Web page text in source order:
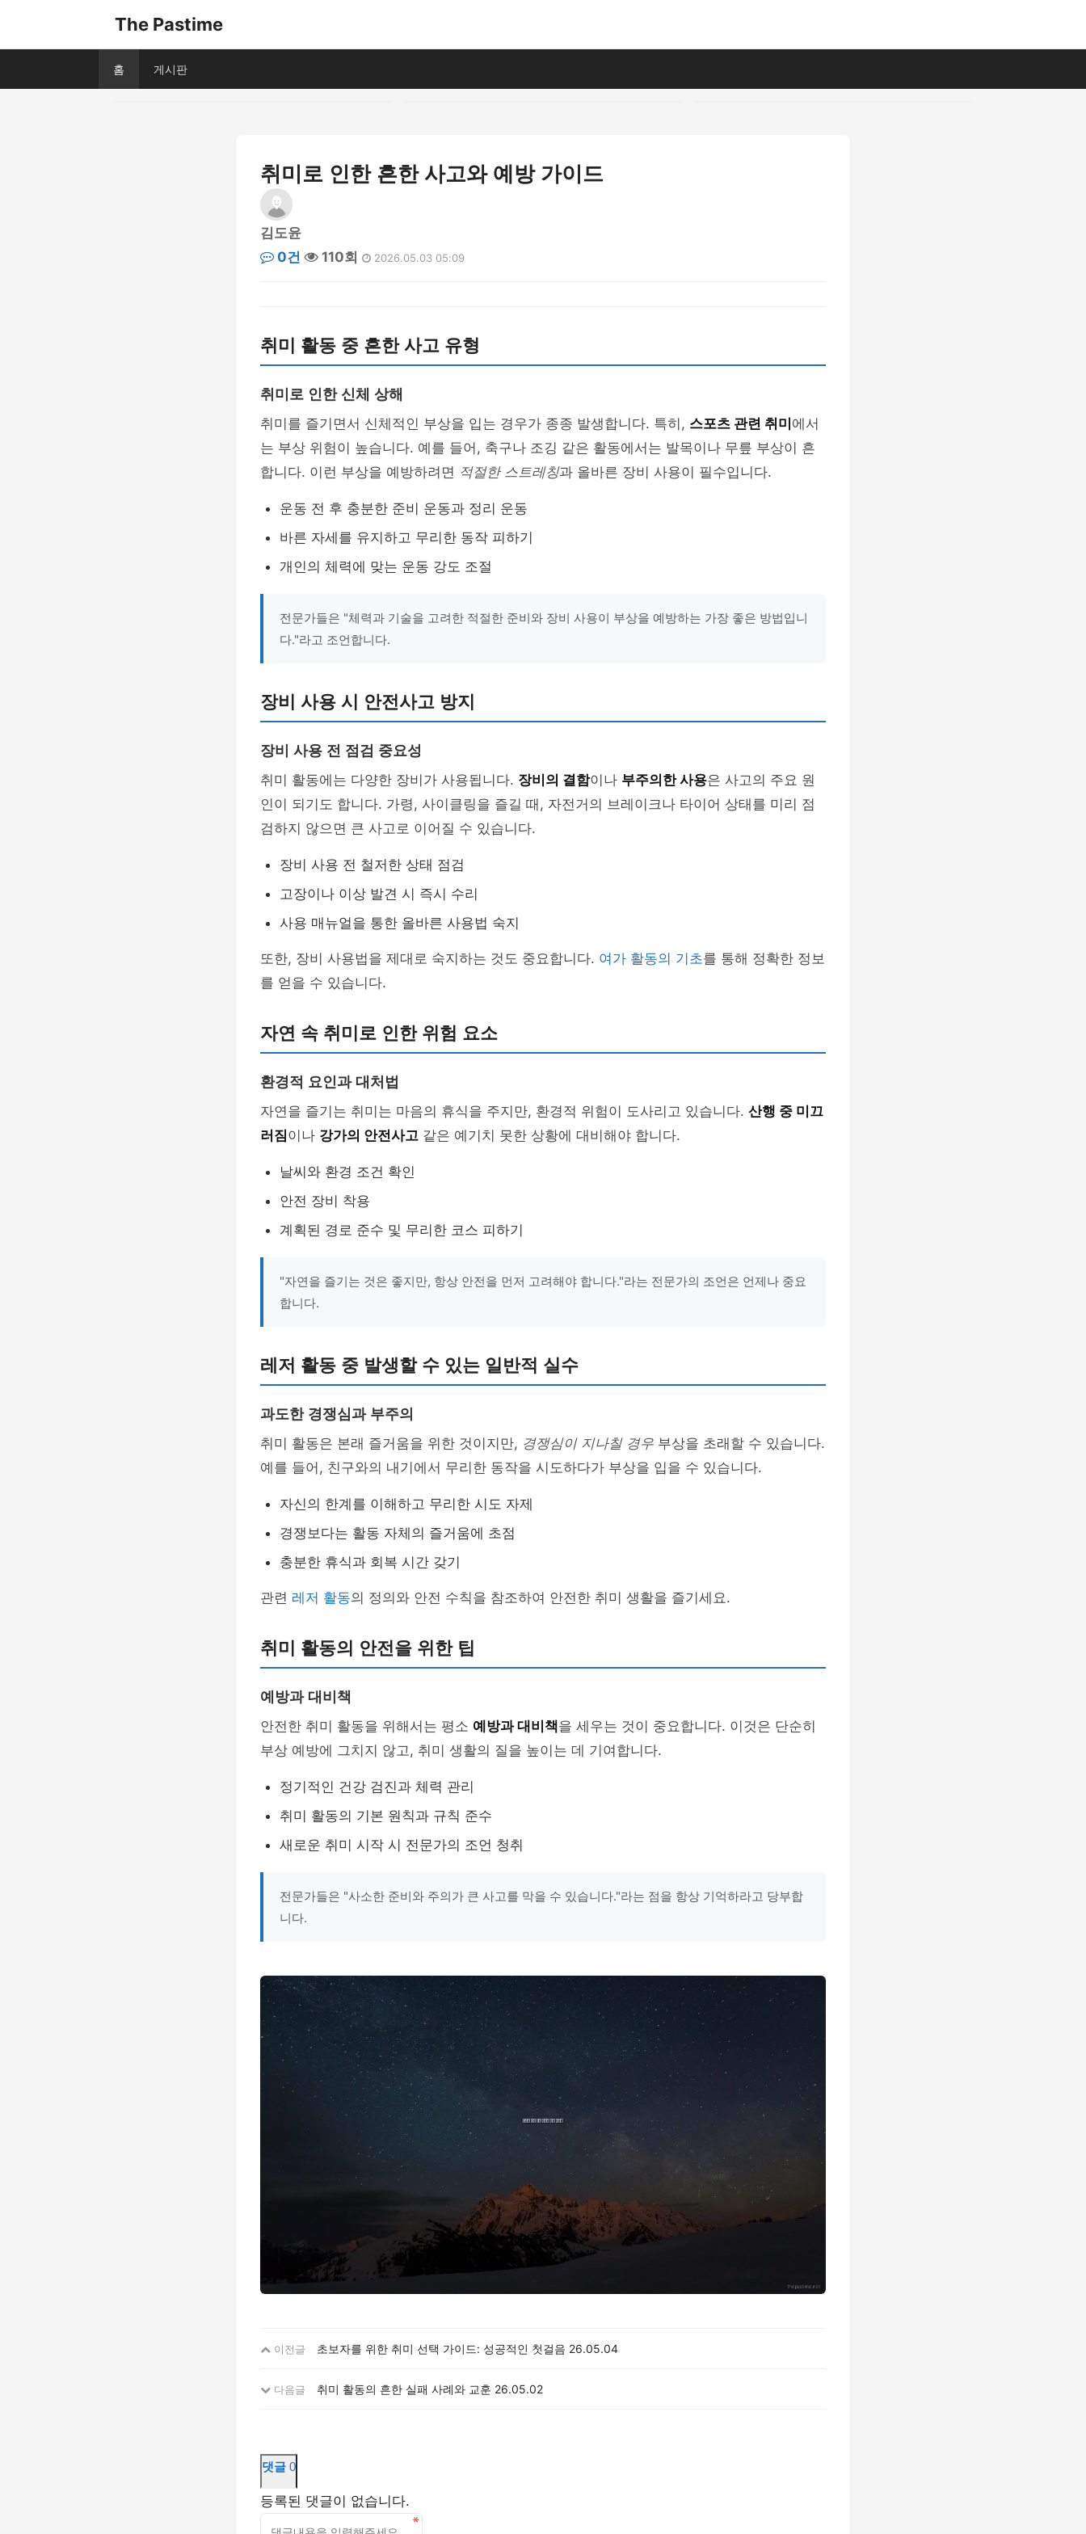
The Pastime
홈 게시판
취미로 인한 흔한 사고와 예방 가이드
김도윤
0건
110회 2026.05.03 05:09
취미 활동 중 흔한 사고 유형
취미로 인한 신체 상해
취미를 즐기면서 신체적인 부상을 입는 경우가 종종 발생합니다. 특히, 스포츠 관련 취미 에서
는 부상 위험이 높습니다. 예를 들어, 축구나 조깅 같은 활동에서는 발목이나 무릎 부상이 흔
합니다. 이런 부상을 예방하려면 적절한 스트레칭과 올바른 장비 사용이 필수입니다.
운동 전 후 충분한 준비 운동과 정리 운동
바른 자세를 유지하고 무리한 동작 피하기
개인의 체력에 맞는 운동 강도 조절
전문가들은 "체력과 기술을 고려한 적절한 준비와 장비 사용이 부상을 예방하는 가장 좋은 방법입니
다."라고 조언합니다.
장비 사용 시 안전사고 방지
장비 사용 전 점검 중요성
취미 활동에는 다양한 장비가 사용됩니다. 장비의 결함이나 부주의한 사용은 사고의 주요 원
인이 되기도 합니다. 가령, 사이클링을 즐길 때, 자전거의 브레이크나 타이어 상태를 미리 점
검하지 않으면 큰 사고로 이어질 수 있습니다.
장비 사용 전 철저한 상태 점검
고장이나 이상 발견 시 즉시 수리
사용 매뉴얼을 통한 올바른 사용법 숙지
또한, 장비 사용법을 제대로 숙지하는 것도 중요합니다. 여가 활동의 기초를 통해 정확한 정보
를 얻을 수 있습니다.
자연 속 취미로 인한 위험 요소
환경적 요인과 대처법
자연을 즐기는 취미는 마음의 휴식을 주지만, 환경적 위험이 도사리고 있습니다. 산행 중 미끄
러짐이나 강가의 안전사고 같은 예기치 못한 상황에 대비해야 합니다.
날씨와 환경 조건 확인
안전 장비 착용
계획된 경로 준수 및 무리한 코스 피하기
"자연을 즐기는 것은 좋지만, 항상 안전을 먼저 고려해야 합니다."라는 전문가의 조언은 언제나 중요
합니다.
레저 활동 중 발생할 수 있는 일반적 실수
과도한 경쟁심과 부주의
취미 활동은 본래 즐거움을 위한 것이지만, 경쟁심이 지나칠 경우 부상을 초래할 수 있습니다.
예를 들어, 친구와의 내기에서 무리한 동작을 시도하다가 부상을 입을 수 있습니다.
자신의 한계를 이해하고 무리한 시도 자제
경쟁보다는 활동 자체의 즐거움에 초점
충분한 휴식과 회복 시간 갖기
관련 레저 활동의 정의와 안전 수칙을 참조하여 안전한 취미 생활을 즐기세요.
취미 활동의 안전을 위한 팁
예방과 대비책
안전한 취미 활동을 위해서는 평소 예방과 대비책을 세우는 것이 중요합니다. 이것은 단순히
부상 예방에 그치지 않고, 취미 생활의 질을 높이는 데 기여합니다.
정기적인 건강 검진과 체력 관리
취미 활동의 기본 원칙과 규칙 준수
새로운 취미 시작 시 전문가의 조언 청취
전문가들은 "사소한 준비와 주의가 큰 사고를 막을 수 있습니다."라는 점을 항상 기억하라고 당부합
니다.
이전글 초보자를 위한 취미 선택 가이드: 성공적인 첫걸음 26.05.04
다음글 취미 활동의 흔한 실패 사례와 교훈 26.05.02
댓글 0
등록된 댓글이 없습니다.